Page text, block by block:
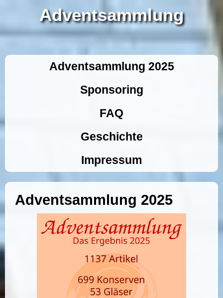
Adventsammlung
Adventsammlung 2025
Sponsoring
FAQ
Geschichte
Impressum
Adventsammlung 2025